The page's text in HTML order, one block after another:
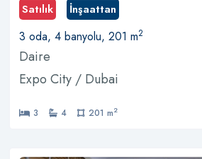
Satılık İnşaattan
3 oda, 4 banyolu, 201 m2
Daire
Expo City / Dubai
3 4 201 m2